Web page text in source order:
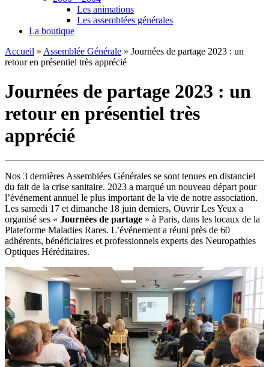
Les animations
Les assemblées générales
La boutique
Accueil » Assemblée Générale » Journées de partage 2023 : un
retour en présentiel très apprécié
Journées de partage 2023 : un
retour en présentiel très
apprécié
Nos 3 dernières Assemblées Générales se sont tenues en distanciel
du fait de la crise sanitaire. 2023 a marqué un nouveau départ pour
l’événement annuel le plus important de la vie de notre association.
Les samedi 17 et dimanche 18 juin derniers, Ouvrir Les Yeux a
organisé ses « Journées de partage » à Paris, dans les locaux de la
Plateforme Maladies Rares. L’événement a réuni près de 60
adhérents, bénéficiaires et professionnels experts des Neuropathies
Optiques Héréditaires.